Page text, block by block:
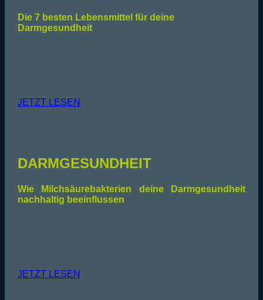
Die 7 besten Lebensmittel für deine
Darmgesundheit
JETZT LESEN
DARMGESUNDHEIT
Wie Milchsäurebakterien deine Darmgesundheit
nachhaltig beeinflussen
JETZT LESEN